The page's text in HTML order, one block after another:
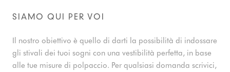
SIAMO QUI PER VOI
Il nostro obiettivo è quello di darti la possibilità di indossare
gli stivali dei tuoi sogni con una vestibilità perfetta, in base
alle tue misure di polpaccio. Per qualsiasi domanda scrivici,